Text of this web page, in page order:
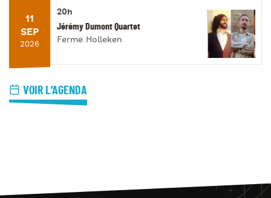
11
SEP
2026
20h
Jérémy Dumont Quartet
Ferme Holleken
VOIR L'AGENDA